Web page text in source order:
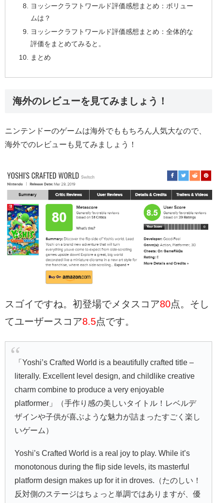
ヨッシークラフトワールド評価感想まとめ：ボリュー
ムは？
ヨッシークラフトワールド評価感想まとめ：全体的な
評価をまとめてみると。
まとめ
海外のレビューを見てみましょう！
ニンテンドーのゲームは海外でももちろん人気大なので、
海外でのレビューも見てみましょう！
スゴイですね。初登場でメタスコア80点。そし
てユーザースコア8.5点です。
「Yoshi’s Crafted World is a beautifully crafted title –
literally. Excellent level design, and childlike creative
charm combine to produce a very enjoyable
platformer」（手作り感の美しいタイトル！レベルデ
ザインや子供が喜ぶような魅力が詰まったすごく楽し
いゲーム）
Yoshi’s Crafted World is a real joy to play. While it’s
monotonous during the flip side levels, its masterful
platform design makes up for it in droves.（たのしい！
反対側のステージはちょっと単調ではありますが、優